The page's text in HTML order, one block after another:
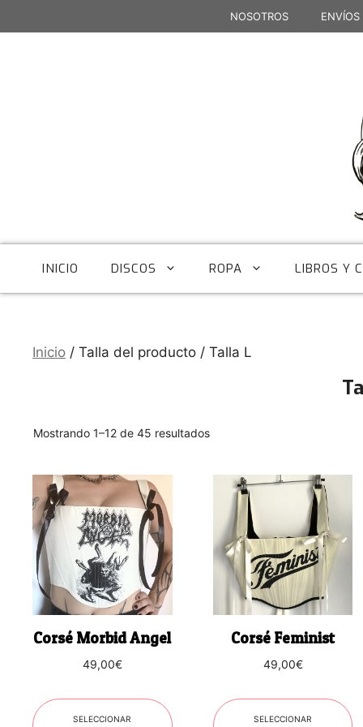
al
NOSOTROS
INICIO DISCOS ROPA LIBROS Y
Inicio / Talla del producto / Talla L
Mostrando 1–12 de 45 resultadosOrdenado
últimos
Corsé Morbid Angel
49,00€
SELECCIONAR
Este
producto
tiene
múltiples
variantes.
Las
opciones
pueden
la
Corsé Feminist
49,00€
SELECCIONAR
Este
producto
tiene
múltiples
variantes.
Las
opciones
pueden
la